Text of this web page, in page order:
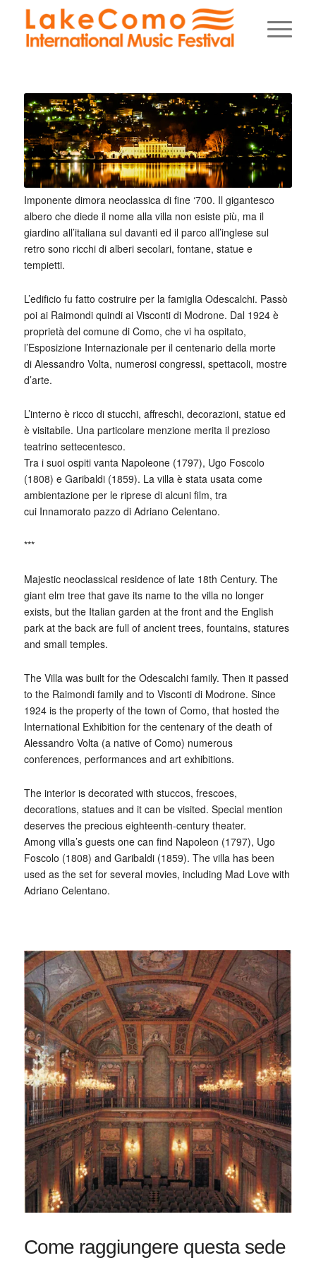
Imponente dimora neoclassica di fine ‘700. Il gigantesco
albero che diede il nome alla villa non esiste più, ma il
giardino all’italiana sul davanti ed il parco all’inglese sul
retro sono ricchi di alberi secolari, fontane, statue e
tempietti.
L’edificio fu fatto costruire per la famiglia Odescalchi. Passò
poi ai Raimondi quindi ai Visconti di Modrone. Dal 1924 è
proprietà del comune di Como, che vi ha ospitato,
l’Esposizione Internazionale per il centenario della morte
di Alessandro Volta, numerosi congressi, spettacoli, mostre
d’arte.
L’interno è ricco di stucchi, affreschi, decorazioni, statue ed
è visitabile. Una particolare menzione merita il prezioso
teatrino settecentesco.
Tra i suoi ospiti vanta Napoleone (1797), Ugo Foscolo
(1808) e Garibaldi (1859). La villa è stata usata come
ambientazione per le riprese di alcuni film, tra
cui Innamorato pazzo di Adriano Celentano.
***
Majestic neoclassical residence of late 18th Century. The
giant elm tree that gave its name to the villa no longer
exists, but the Italian garden at the front and the English
park at the back are full of ancient trees, fountains, statures
and small temples.
The Villa was built for the Odescalchi family. Then it passed
to the Raimondi family and to Visconti di Modrone. Since
1924 is the property of the town of Como, that hosted the
International Exhibition for the centenary of the death of
Alessandro Volta (a native of Como) numerous
conferences, performances and art exhibitions.
The interior is decorated with stuccos, frescoes,
decorations, statues and it can be visited. Special mention
deserves the precious eighteenth-century theater.
Among villa’s guests one can find Napoleon (1797), Ugo
Foscolo (1808) and Garibaldi (1859). The villa has been
used as the set for several movies, including Mad Love with
Adriano Celentano.
Come raggiungere questa sede